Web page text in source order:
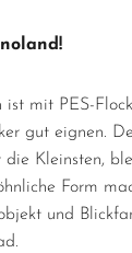
ist mit PES-
gut eignen.
die Kleinsten,
Form
und